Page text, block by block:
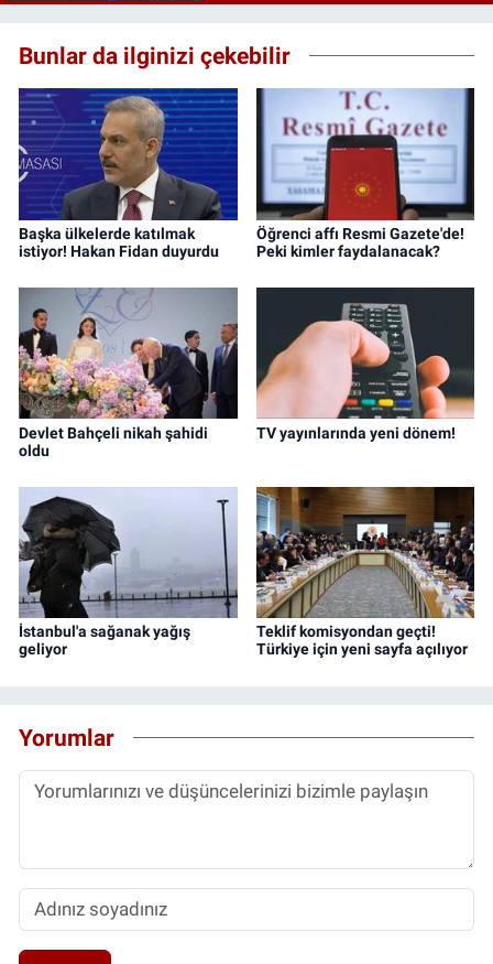
Bunlar da ilginizi çekebilir
Başka ülkelerde katılmak
istiyor! Hakan Fidan duyurdu
Öğrenci affı Resmi Gazete'de!
Peki kimler faydalanacak?
Devlet Bahçeli nikah şahidi
oldu
TV yayınlarında yeni dönem!
İstanbul'a sağanak yağış
geliyor
Teklif komisyondan geçti!
Türkiye için yeni sayfa açılıyor
Yorumlar